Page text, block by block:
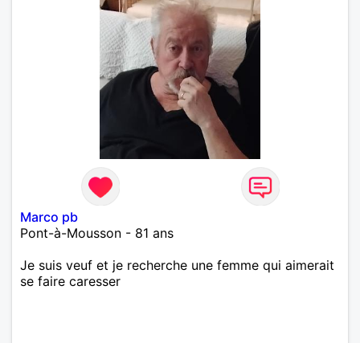
Marco pb
Pont-à-Mousson - 81 ans
Je suis veuf et je recherche une femme qui aimerait
se faire caresser